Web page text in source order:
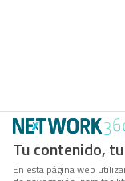
Tu contenido,
En esta página web